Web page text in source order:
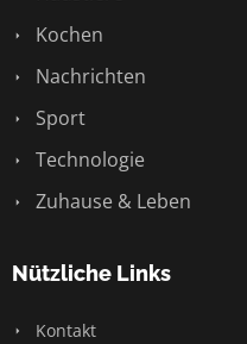
Kochen
Nachrichten
Sport
Technologie
Zuhause & Leben
Nützliche Links
Kontakt